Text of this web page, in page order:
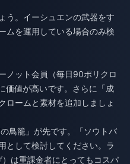
う。イーシュエンの武器をす
ムを運用している場合のみ検
ノット会員（毎日90ポリクロ
価値が高いです。さらに「成
ロームと素材を追加しましょ
鳥籠」が先です。「ソウトバ
として検討してください。ラ
は重課金者にとってもコスパ